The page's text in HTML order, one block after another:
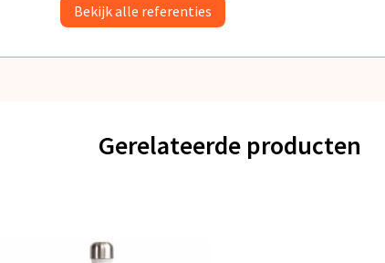
Bekijk alle referenties
Gerelateerde producten